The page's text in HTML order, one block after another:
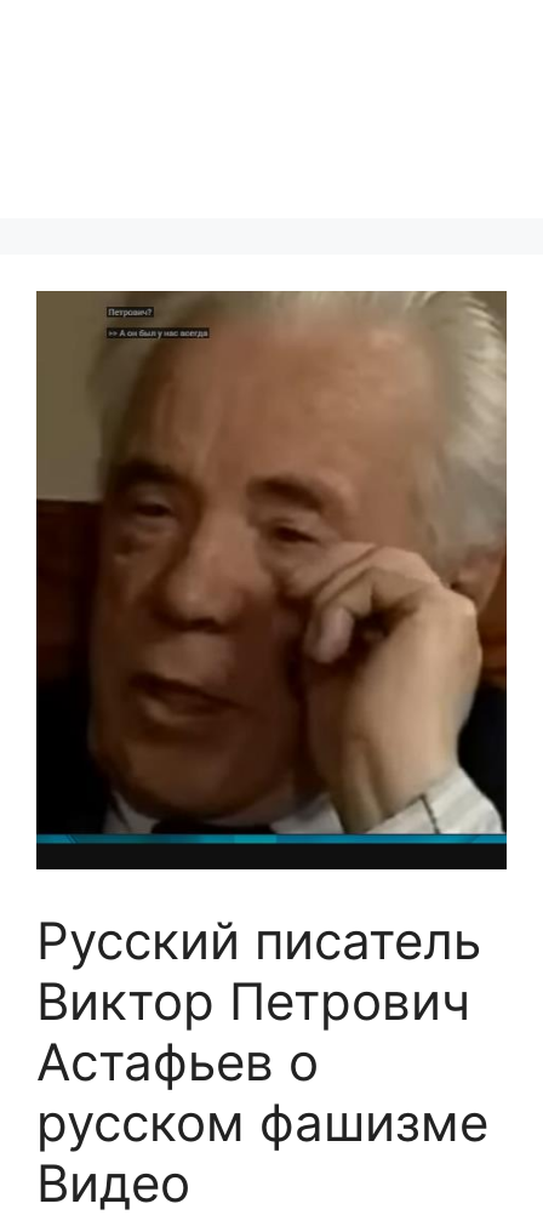
Русский писатель
Виктор Петрович
Астафьев о
русском фашизме
Видео